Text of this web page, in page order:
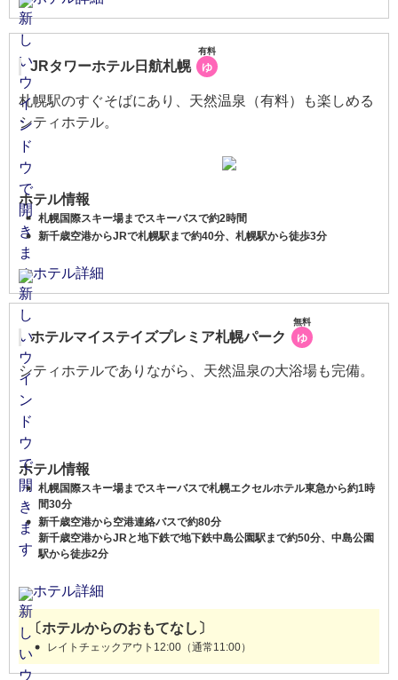
JRタワーホテル日航札幌
有料
ゆ
札幌駅のすぐそばにあり、天然温泉（有料）も楽しめる
シティホテル。
ホテル情報
札幌国際スキー場までスキーバスで約2時間
新千歳空港からJRで札幌駅まで約40分、札幌駅から徒歩3分
ホテル詳細
ホテルマイステイズプレミア札幌パーク
無料
ゆ
シティホテルでありながら、天然温泉の大浴場も完備。
ホテル情報
札幌国際スキー場までスキーバスで札幌エクセルホテル東急から約1時
間30分
新千歳空港から空港連絡バスで約80分
新千歳空港からJRと地下鉄で地下鉄中島公園駅まで約50分、中島公園
駅から徒歩2分
ホテル詳細
〔ホテルからのおもてなし〕
レイトチェックアウト12:00（通常11:00）